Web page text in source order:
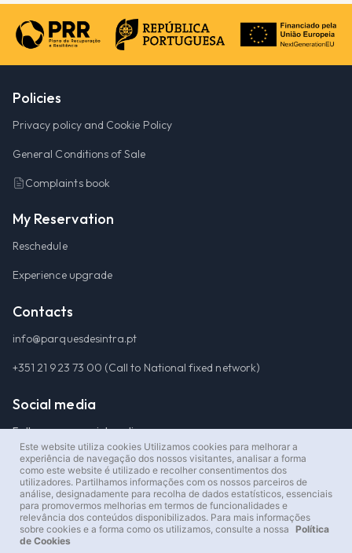
Policies
Privacy policy and Cookie Policy
General Conditions of Sale
Complaints book
My Reservation
Reschedule
Experience upgrade
Contacts
info@parquesdesintra.pt
+351 21 923 73 00 (Call to National fixed network)
Social media
Followus on social media
Este website utiliza cookies Utilizamos cookies para melhorar a
experiência de navegação dos nossos visitantes, analisar a forma
como este website é utilizado e recolher consentimentos dos
utilizadores. Partilhamos informações com os nossos parceiros de
análise, designadamente para recolha de dados estatísticos, essenciais
para promovermos melhorias em termos de funcionalidades e
relevância dos conteúdos disponibilizados. Para mais informações
sobre cookies e a forma como os utilizamos, consulte a nossa Política
de Cookies